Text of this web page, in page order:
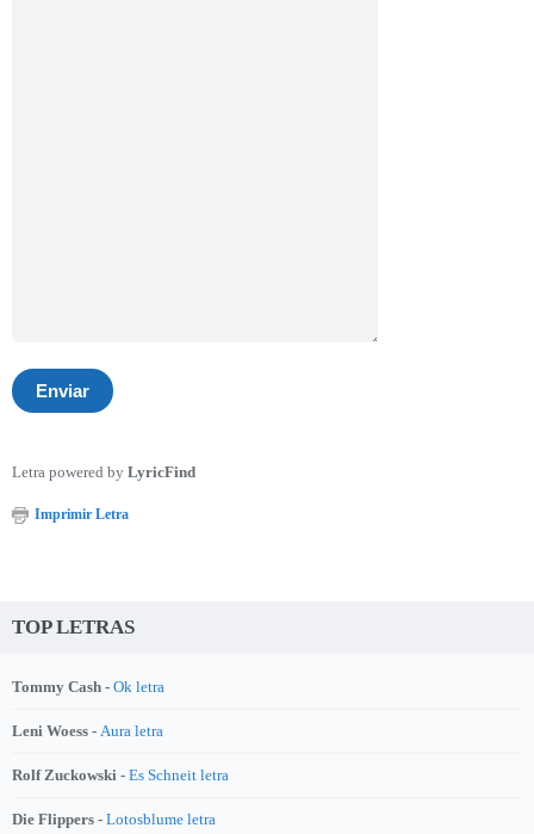
Letra powered by LyricFind
Imprimir Letra
TOP LETRAS
Tommy Cash - Ok letra
Leni Woess - Aura letra
Rolf Zuckowski - Es Schneit letra
Die Flippers - Lotosblume letra